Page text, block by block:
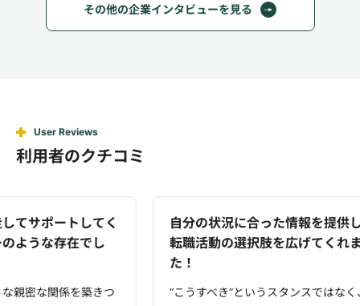
その他の企業インタビューを見る
User Reviews
利用者のクチコミ
自分の状況に合った情報を提供して
転職活動の選択肢を広げてくれまし
“こうすべき”というスタンスではなく、
想像以上の
職の軸や希
eコンシェル